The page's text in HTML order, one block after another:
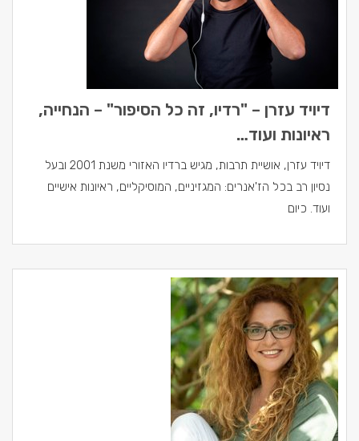
דיויד עזרן – "רדיו, זה כל הסיפור" – הנחייה,
ראיונות ועוד…
דיויד עזרן, אושיית תרבות, מגיש ברדיו האזורי משנת 2001 ובעל
נסיון רב בכל הז'אנרים: המגזיניים, המוסיקליים, ראיונות אישיים
ועוד. כיום